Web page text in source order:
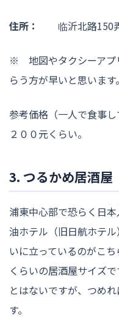
住所： 临沂北路150
※ 地図やタクシーアプ
らう方が早いと思います。
参考価格（一人で食事
２００元くらい。
3. つるかめ居酒屋
浦東中心部で恐らく日
油ホテル（旧日航ホテ
いに立っているのがこ
くらいの居酒屋サイズ
とはないですが、つめ
す。